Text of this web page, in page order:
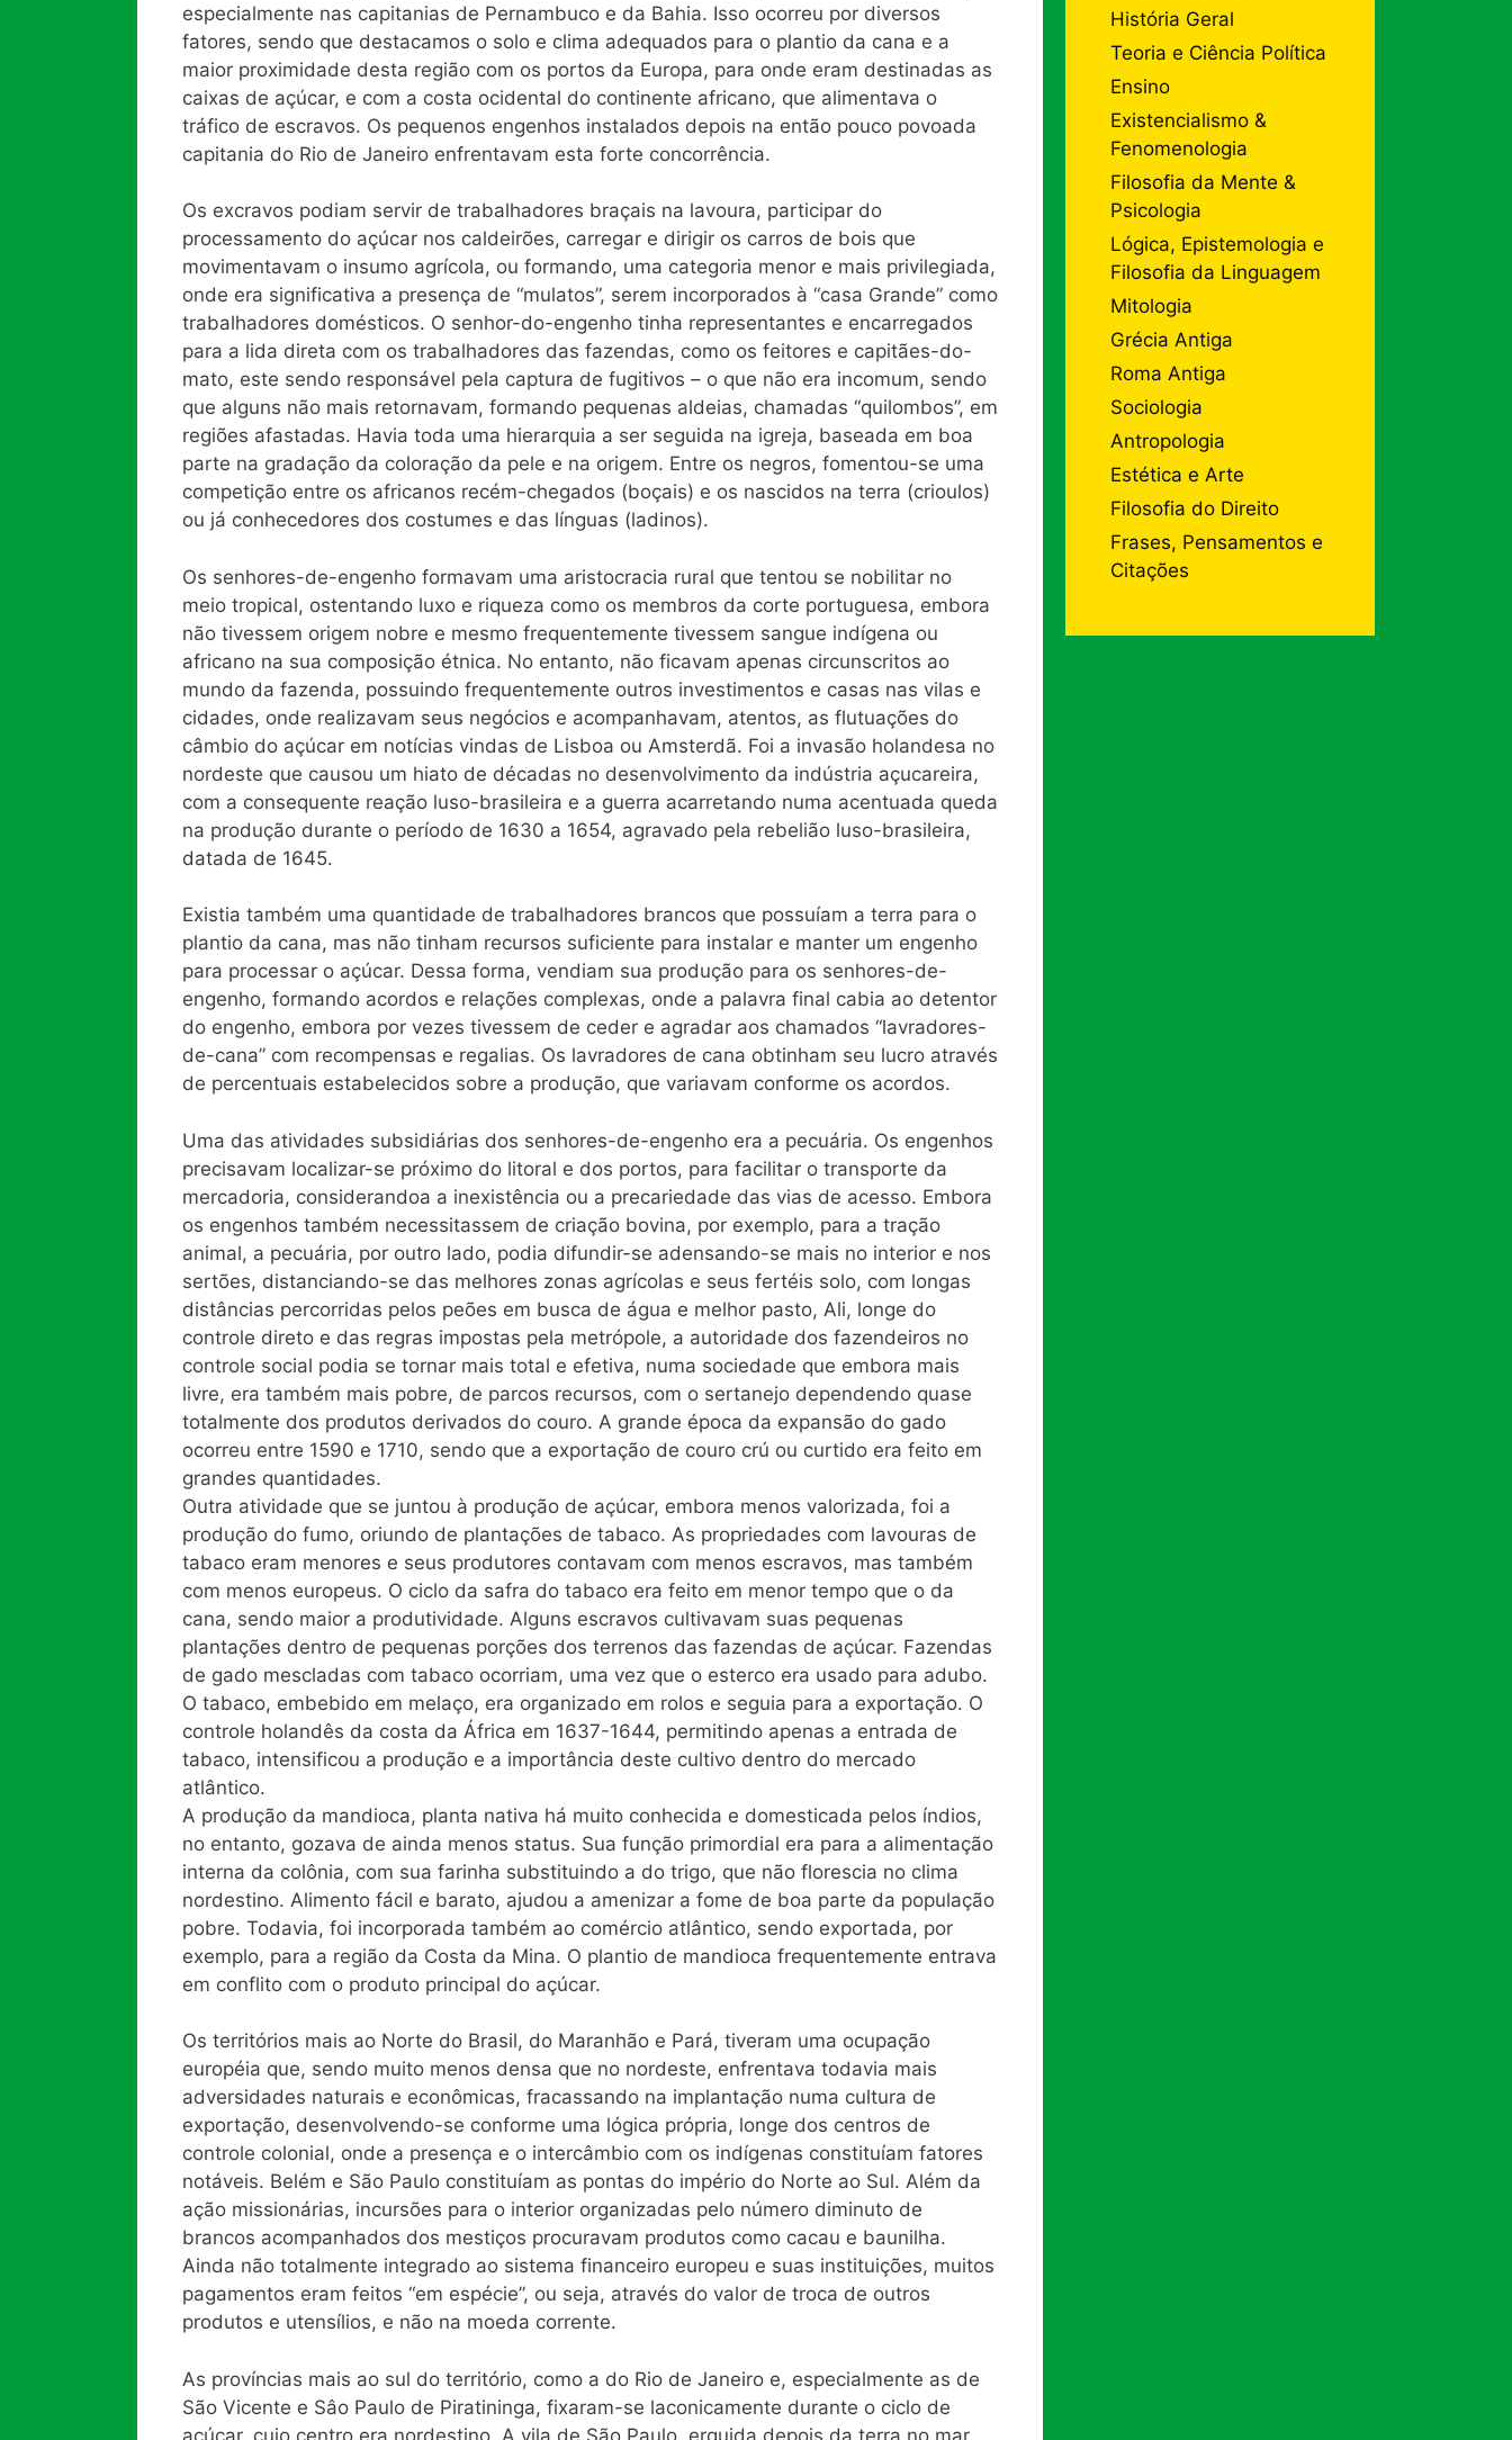
especialmente nas capitanias de Pernambuco e da Bahia. Isso ocorreu por diversos
fatores, sendo que destacamos o solo e clima adequados para o plantio da cana e a
maior proximidade desta região com os portos da Europa, para onde eram destinadas as
caixas de açúcar, e com a costa ocidental do continente africano, que alimentava o
tráfico de escravos. Os pequenos engenhos instalados depois na então pouco povoada
capitania do Rio de Janeiro enfrentavam esta forte concorrência.
Os excravos podiam servir de trabalhadores braçais na lavoura, participar do
processamento do açúcar nos caldeirões, carregar e dirigir os carros de bois que
movimentavam o insumo agrícola, ou formando, uma categoria menor e mais privilegiada,
onde era significativa a presença de “mulatos”, serem incorporados à “casa Grande” como
trabalhadores domésticos. O senhor-do-engenho tinha representantes e encarregados
para a lida direta com os trabalhadores das fazendas, como os feitores e capitães-do-
mato, este sendo responsável pela captura de fugitivos – o que não era incomum, sendo
que alguns não mais retornavam, formando pequenas aldeias, chamadas “quilombos”, em
regiões afastadas. Havia toda uma hierarquia a ser seguida na igreja, baseada em boa
parte na gradação da coloração da pele e na origem. Entre os negros, fomentou-se uma
competição entre os africanos recém-chegados (boçais) e os nascidos na terra (crioulos)
ou já conhecedores dos costumes e das línguas (ladinos).
Os senhores-de-engenho formavam uma aristocracia rural que tentou se nobilitar no
meio tropical, ostentando luxo e riqueza como os membros da corte portuguesa, embora
não tivessem origem nobre e mesmo frequentemente tivessem sangue indígena ou
africano na sua composição étnica. No entanto, não ficavam apenas circunscritos ao
mundo da fazenda, possuindo frequentemente outros investimentos e casas nas vilas e
cidades, onde realizavam seus negócios e acompanhavam, atentos, as flutuações do
câmbio do açúcar em notícias vindas de Lisboa ou Amsterdã. Foi a invasão holandesa no
nordeste que causou um hiato de décadas no desenvolvimento da indústria açucareira,
com a consequente reação luso-brasileira e a guerra acarretando numa acentuada queda
na produção durante o período de 1630 a 1654, agravado pela rebelião luso-brasileira,
datada de 1645.
Existia também uma quantidade de trabalhadores brancos que possuíam a terra para o
plantio da cana, mas não tinham recursos suficiente para instalar e manter um engenho
para processar o açúcar. Dessa forma, vendiam sua produção para os senhores-de-
engenho, formando acordos e relações complexas, onde a palavra final cabia ao detentor
do engenho, embora por vezes tivessem de ceder e agradar aos chamados “lavradores-
de-cana” com recompensas e regalias. Os lavradores de cana obtinham seu lucro através
de percentuais estabelecidos sobre a produção, que variavam conforme os acordos.
Uma das atividades subsidiárias dos senhores-de-engenho era a pecuária. Os engenhos
precisavam localizar-se próximo do litoral e dos portos, para facilitar o transporte da
mercadoria, considerandoa a inexistência ou a precariedade das vias de acesso. Embora
os engenhos também necessitassem de criação bovina, por exemplo, para a tração
animal, a pecuária, por outro lado, podia difundir-se adensando-se mais no interior e nos
sertões, distanciando-se das melhores zonas agrícolas e seus fertéis solo, com longas
distâncias percorridas pelos peões em busca de água e melhor pasto, Ali, longe do
controle direto e das regras impostas pela metrópole, a autoridade dos fazendeiros no
controle social podia se tornar mais total e efetiva, numa sociedade que embora mais
livre, era também mais pobre, de parcos recursos, com o sertanejo dependendo quase
totalmente dos produtos derivados do couro. A grande época da expansão do gado
ocorreu entre 1590 e 1710, sendo que a exportação de couro crú ou curtido era feito em
grandes quantidades.
Outra atividade que se juntou à produção de açúcar, embora menos valorizada, foi a
produção do fumo, oriundo de plantações de tabaco. As propriedades com lavouras de
tabaco eram menores e seus produtores contavam com menos escravos, mas também
com menos europeus. O ciclo da safra do tabaco era feito em menor tempo que o da
cana, sendo maior a produtividade. Alguns escravos cultivavam suas pequenas
plantações dentro de pequenas porções dos terrenos das fazendas de açúcar. Fazendas
de gado mescladas com tabaco ocorriam, uma vez que o esterco era usado para adubo.
O tabaco, embebido em melaço, era organizado em rolos e seguia para a exportação. O
controle holandês da costa da África em 1637-1644, permitindo apenas a entrada de
tabaco, intensificou a produção e a importância deste cultivo dentro do mercado
atlântico.
A produção da mandioca, planta nativa há muito conhecida e domesticada pelos índios,
no entanto, gozava de ainda menos status. Sua função primordial era para a alimentação
interna da colônia, com sua farinha substituindo a do trigo, que não florescia no clima
nordestino. Alimento fácil e barato, ajudou a amenizar a fome de boa parte da população
pobre. Todavia, foi incorporada também ao comércio atlântico, sendo exportada, por
exemplo, para a região da Costa da Mina. O plantio de mandioca frequentemente entrava
em conflito com o produto principal do açúcar.
Os territórios mais ao Norte do Brasil, do Maranhão e Pará, tiveram uma ocupação
européia que, sendo muito menos densa que no nordeste, enfrentava todavia mais
adversidades naturais e econômicas, fracassando na implantação numa cultura de
exportação, desenvolvendo-se conforme uma lógica própria, longe dos centros de
controle colonial, onde a presença e o intercâmbio com os indígenas constituíam fatores
notáveis. Belém e São Paulo constituíam as pontas do império do Norte ao Sul. Além da
ação missionárias, incursões para o interior organizadas pelo número diminuto de
brancos acompanhados dos mestiços procuravam produtos como cacau e baunilha.
Ainda não totalmente integrado ao sistema financeiro europeu e suas instituições, muitos
pagamentos eram feitos “em espécie”, ou seja, através do valor de troca de outros
produtos e utensílios, e não na moeda corrente.
As províncias mais ao sul do território, como a do Rio de Janeiro e, especialmente as de
São Vicente e Sâo Paulo de Piratininga, fixaram-se laconicamente durante o ciclo de
açúcar, cujo centro era nordestino. A vila de São Paulo, erguida depois da terra no mar,
História Geral
Teoria e Ciência Política
Ensino
Existencialismo &
Fenomenologia
Filosofia da Mente &
Psicologia
Lógica, Epistemologia e
Filosofia da Linguagem
Mitologia
Grécia Antiga
Roma Antiga
Sociologia
Antropologia
Estética e Arte
Filosofia do Direito
Frases, Pensamentos e
Citações